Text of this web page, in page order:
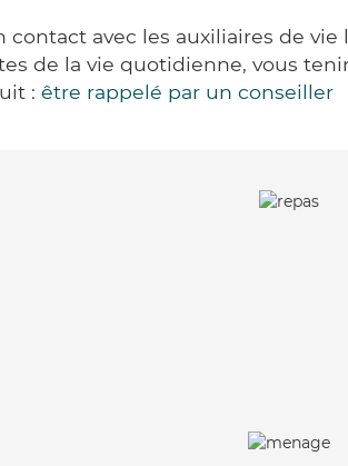
avec les auxiliaires de
de la vie quotidienne, vous
: être rappelé par un conseiller